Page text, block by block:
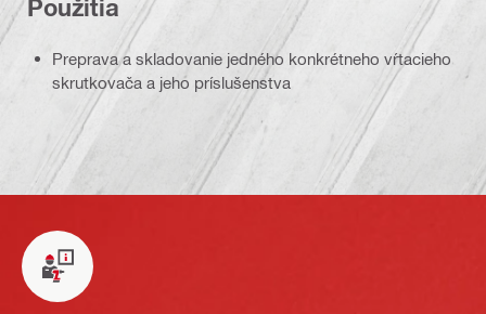
Použitia
Preprava a skladovanie jedného konkrétneho vŕtacieho
skrutkovača a jeho príslušenstva